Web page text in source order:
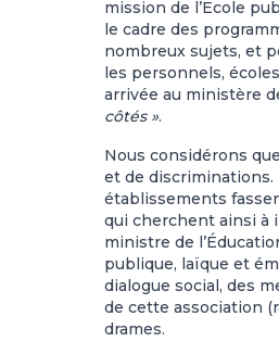
mission de l’Ecole
le cadre des
nombreux sujets, et
les personnels,
arrivée au ministère
côtés ».
Nous considérons
et de
établissements
qui cherchent ainsi à
ministre de
publique, laïque et
dialogue social, des
de cette association
drames.